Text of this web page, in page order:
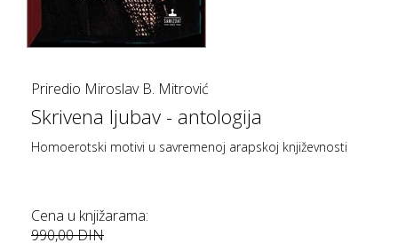
Priredio Miroslav B. Mitrović
Skrivena ljubav - antologija
Homoerotski motivi u savremenoj arapskoj književnosti
Cena u knjižarama:
990,00 DIN